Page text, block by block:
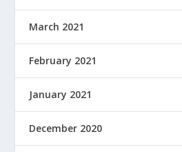
March 2021
February 2021
January 2021
December 2020